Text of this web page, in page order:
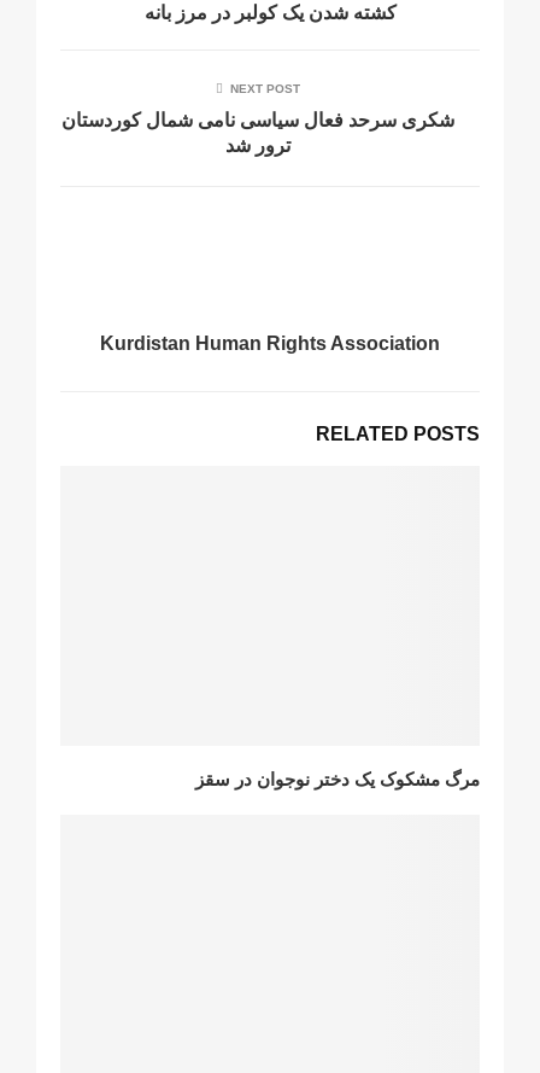
کشتە شدن یک کولبر در مرز بانە
NEXT POST
شکری سرحد فعال سیاسی نامی شمال کوردستان
ترور شد
Kurdistan Human Rights Association
RELATED POSTS
مرگ مشکوک یک دختر نوجوان در سقز